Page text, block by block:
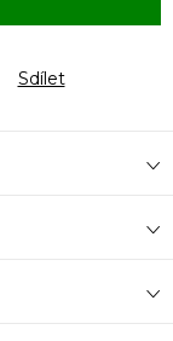
Sdílet